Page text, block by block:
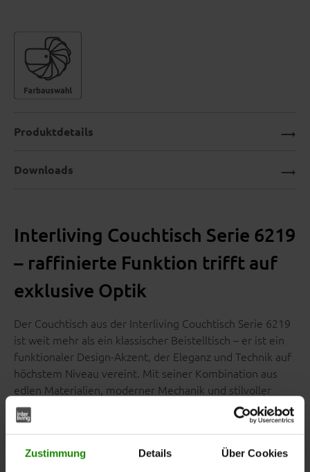
Zustimmung Details Über Cookies
Interliving Couchtisch Serie 6219
– raffinierte Funktion trifft auf
exklusive Optik
Der Couchtisch aus der Interliving Couchtisch Serie 6219
ist weit mehr als ein klassischer Beistelltisch – er ist ein
funktionaler Design-Akzent, der Eleganz und Technik auf
höchstem Niveau vereint. Mit seiner Kombination aus
edlen Materialien, moderner Mechanik und stilvoller
Ausstrahlung wird er zum Highlight in jedem
anspruchsvoll gestalteten Wohnraum.
Produktdetails
Downloads